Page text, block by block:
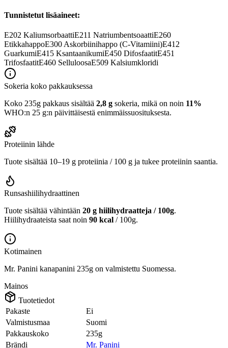
Tunnistetut lisäaineet:
E202 KaliumsorbaattiE211 NatriumbentsoaattiE260
EtikkahappoE300 Askorbiinihappo (C-Vitamiini)E412
GuarkumiE415 KsantaanikumiE450 DifosfaatitE451
TrifosfaatitE460 SelluloosaE509 Kalsiumkloridi
Sokeria koko pakkauksessa
Koko 235g pakkaus sisältää 2,8 g sokeria, mikä on noin 11%
WHO:n 25 g:n päivittäisestä enimmäissuosituksesta.
Proteiinin lähde
Tuote sisältää 10–19 g proteiinia / 100 g ja tukee proteiinin saantia.
Runsashiilihydraattinen
Tuote sisältää vähintään 20 g hiilihydraatteja / 100g.
Hiilihydraateista saat noin 90 kcal / 100g.
Kotimainen
Mr. Panini kanapanini 235g on valmistettu Suomessa.
Mainos
Tuotetiedot
Pakaste
Ei
Valmistusmaa
Suomi
Pakkauskoko
235g
Brändi
Mr. Panini